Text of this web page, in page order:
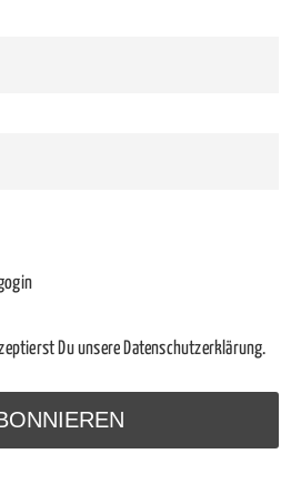
Du unsere Datenschutzerklärung.